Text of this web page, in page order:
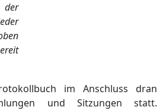
im Anschluss dran
und Sitzungen statt.